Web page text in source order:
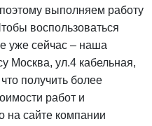
выполняем работу
воспользоваться
уже сейчас – наша
Москва, ул.4 кабельная,
получить более
работ и
на сайте компании